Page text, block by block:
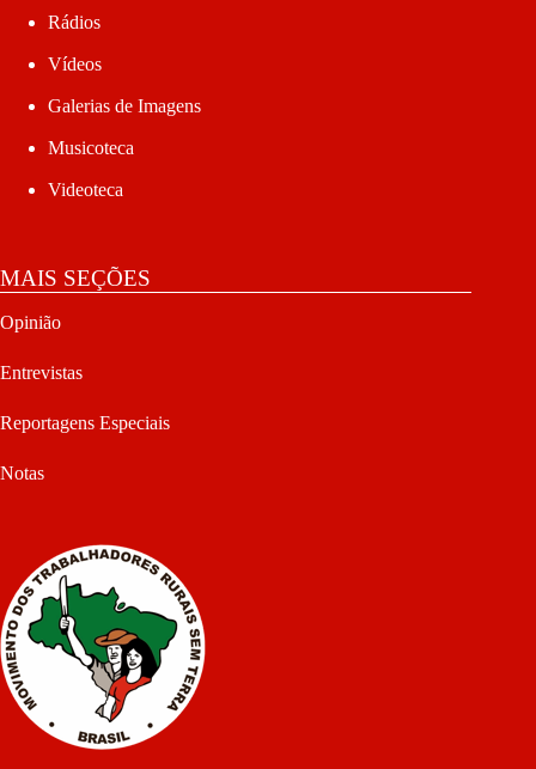
Rádios
Vídeos
Galerias de Imagens
Musicoteca
Videoteca
MAIS SEÇÕES
Opinião
Entrevistas
Reportagens Especiais
Notas